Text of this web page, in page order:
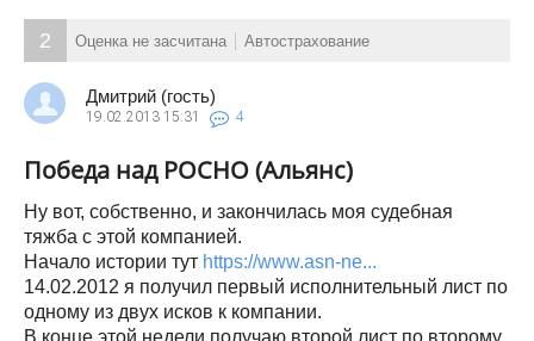
2 Оценка не засчитана Автострахование
Дмитрий (гость)
19.02.2013 15:31 4
Победа над РОСНО (Альянс)
Ну вот, собственно, и закончилась моя судебная
тяжба с этой компанией.
Начало истории тут https://www.asn-ne...
14.02.2012 я получил первый исполнительный лист по
одному из двух исков к компании.
В конце этой недели получаю второй лист по второму